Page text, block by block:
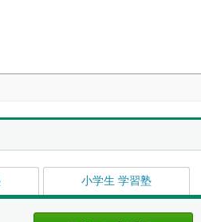
小学生 学習塾